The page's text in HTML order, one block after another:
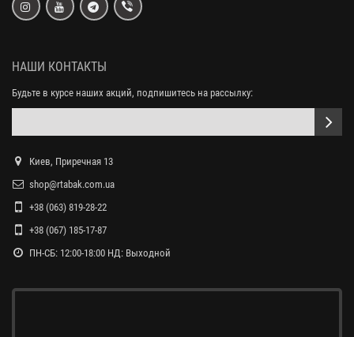
НАШИ КОНТАКТЫ
Будьте в курсе наших акций, подпишитесь на рассылку:
Киев, Приречная 13
shop@rtabak.com.ua
+38 (063) 819-28-22
+38 (067) 185-17-87
ПН-СБ: 12:00-18:00 НД: Выходной